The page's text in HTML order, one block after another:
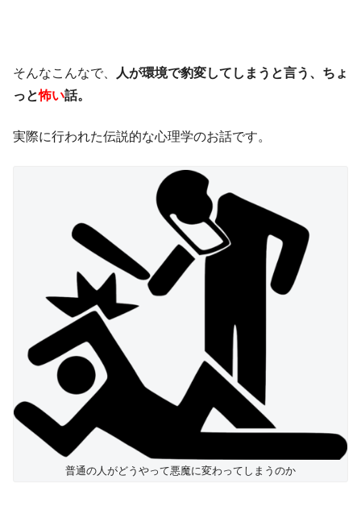
そんなこんなで、
人が環境で豹変してしまうと言う、ちょ
っと怖い話。
実際に行われた伝説的な心理学のお話です。
普通の人がどうやって悪魔に変わってしまうのか